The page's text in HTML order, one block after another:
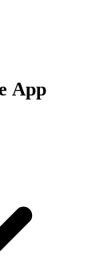
App